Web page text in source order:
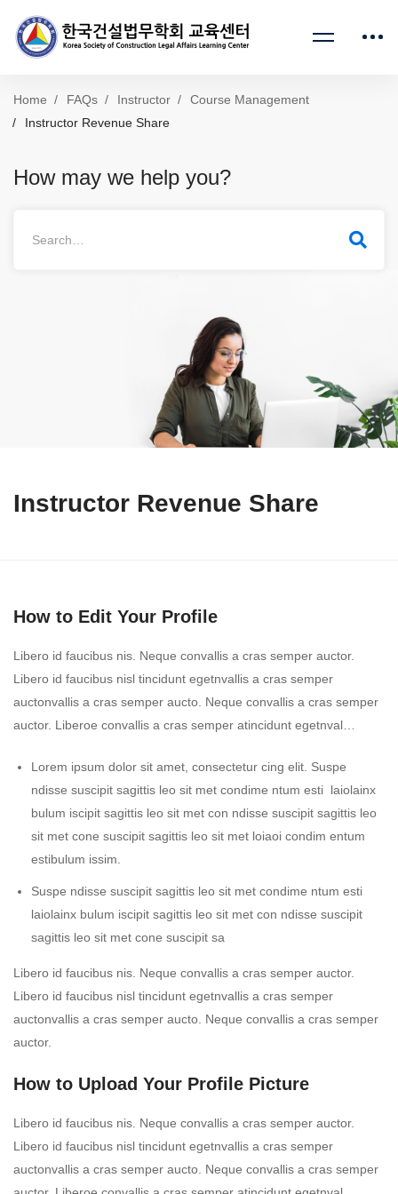
Home FAQs Instructor
Course Management
Instructor Revenue Share
How may we help you?
Instructor Revenue Share
How to Edit Your Profile
Libero id faucibus nis. Neque convallis a cras semper auctor.
Libero id faucibus nisl tincidunt egetnvallis a cras semper
auctonvallis a cras semper aucto. Neque convallis a cras semper
auctor. Liberoe convallis a cras semper atincidunt egetnval…
Lorem ipsum dolor sit amet, consectetur cing elit. Suspe
ndisse suscipit sagittis leo sit met condime ntum esti laiolainx
bulum iscipit sagittis leo sit met con ndisse suscipit sagittis leo
sit met cone suscipit sagittis leo sit met loiaoi condim entum
estibulum issim.
Suspe ndisse suscipit sagittis leo sit met condime ntum esti
laiolainx bulum iscipit sagittis leo sit met con ndisse suscipit
sagittis leo sit met cone suscipit sa
Libero id faucibus nis. Neque convallis a cras semper auctor.
Libero id faucibus nisl tincidunt egetnvallis a cras semper
auctonvallis a cras semper aucto. Neque convallis a cras semper
auctor.
How to Upload Your Profile Picture
Libero id faucibus nis. Neque convallis a cras semper auctor.
Libero id faucibus nisl tincidunt egetnvallis a cras semper
auctonvallis a cras semper aucto. Neque convallis a cras semper